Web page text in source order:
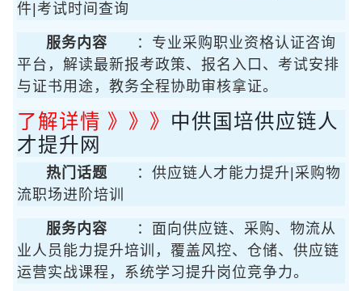
件|考试时间查询
服务内容
：专业采购职业资格认证咨询
平台，解读最新报考政策、报名入口、考试安排
与证书用途，教务全程协助审核拿证。
了解详情 》》》 中供国培供应链人
才提升网
热门话题
：供应链人才能力提升|采购物
流职场进阶培训
服务内容
：面向供应链、采购、物流从
业人员能力提升培训，覆盖风控、仓储、供应链
运营实战课程，系统学习提升岗位竞争力。